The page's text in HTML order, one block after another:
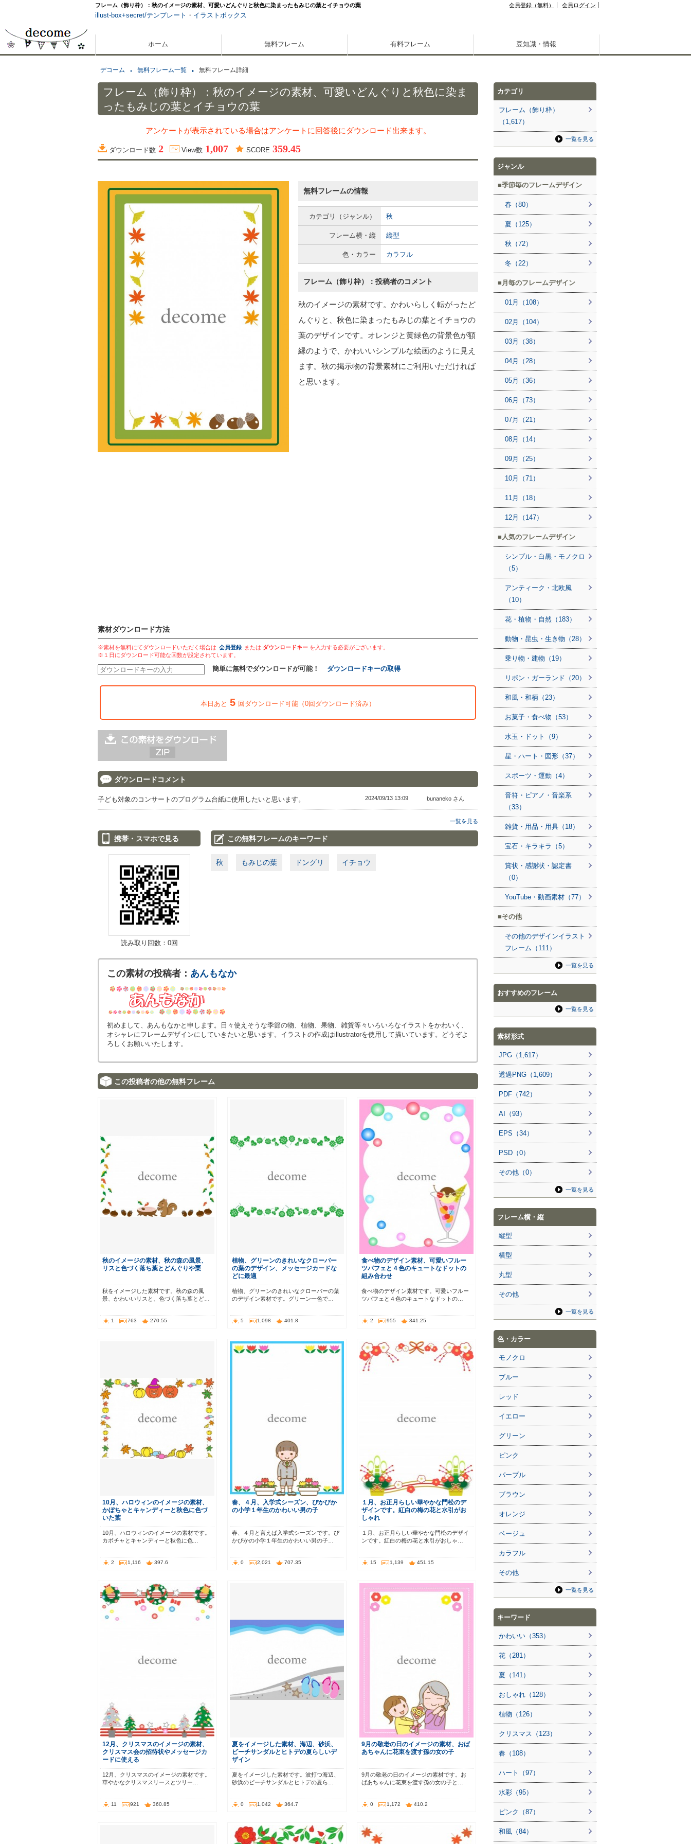
フレーム（飾り枠）：秋のイメージの素材、可愛いどんぐりと秋色に染まったもみじの葉とイチョウの葉 会員登録（無料） 会員ログイン
illust-box+secret/テンプレート ・ イラストボックス
ホーム 無料フレーム 有料フレーム 豆知識・情報
デコーム 無料フレーム一覧 無料フレーム詳細
フレーム（飾り枠）：秋のイメージの素材、可愛いどんぐりと秋色に染ま
ったもみじの葉とイチョウの葉
アンケートが表示されている場合はアンケートに回答後にダウンロード出来ます。
ダウンロード数 2 View数 1,007 SCORE 359.45
無料フレームの情報
カテゴリ（ジャンル） 秋
フレーム横・縦 縦型
色・カラー カラフル
フレーム（飾り枠）：投稿者のコメント
秋のイメージの素材です。かわいらしく転がったど
んぐりと、秋色に染まったもみじの葉とイチョウの
葉のデザインです。オレンジと黄緑色の背景色が額
縁のようで、かわいいシンプルな絵画のように見え
ます。秋の掲示物の背景素材にご利用いただければ
と思います。
素材ダウンロード方法
※素材を無料にてダウンロードいただく場合は 会員登録 または ダウンロードキー を入力する必要がございます。
※１日にダウンロード可能な回数が設定されています。
簡単に無料でダウンロードが可能！ ダウンロードキーの取得
本日あと 5 回ダウンロード可能（0回ダウンロード済み）
ダウンロードコメント
子ども対象のコンサートのプログラム台紙に使用したいと思います。 2024/09/13 13:09 bunaneko さん
一覧を見る
携帯・スマホで見る
読み取り回数：0回
この無料フレームのキーワード
秋 もみじの葉 ドングリ イチョウ
この素材の投稿者： あんもなか
初めまして、あんもなかと申します。日々使えそうな季節の物、植物、果物、雑貨等々いろいろなイラストをかわいく、
オシャレにフレームデザインにしていきたいと思います。イラストの作成はillustratorを使用して描いています。どうぞよ
ろしくお願いいたします。
この投稿者の他の無料フレーム
秋のイメージの素材、秋の森の風景、
リスと色づく落ち葉とどんぐりや栗
秋をイメージした素材です。秋の森の風
景、かわいいリスと、色づく落ち葉とど…
1 763 270.55
植物、グリーンのきれいなクローバー
の葉のデザイン、メッセージカードな
どに最適
植物、グリーンのきれいなクローバーの葉
のデザイン素材です。グリーン一色で…
5 1,098 401.8
食べ物のデザイン素材、可愛いフルー
ツパフェと４色のキュートなドットの
組み合わせ
食べ物のデザイン素材です。可愛いフルー
ツパフェと４色のキュートなドットの…
2 955 341.25
10月、ハロウィンのイメージの素材、
かぼちゃとキャンディーと秋色に色づ
いた葉
10月、ハロウィンのイメージの素材です。
カボチャとキャンディーと秋色に色…
2 1,116 397.6
春、４月、入学式シーズン、ぴかぴか
の小学１年生のかわいい男の子
春、４月と言えば入学式シーズンです。ぴ
かぴかの小学１年生のかわいい男の子…
0 2,021 707.35
１月、お正月らしい華やかな門松のデ
ザインです。紅白の梅の花と水引がお
しゃれ
１月、お正月らしい華やかな門松のデザイ
ンです。紅白の梅の花と水引がおしゃ…
15 1,139 451.15
12月、クリスマスのイメージの素材、
クリスマス会の招待状やメッセージカ
ードに使える
12月、クリスマスのイメージの素材です。
華やかなクリスマスリースとツリー…
11 921 360.85
夏をイメージした素材、海辺、砂浜、
ビーチサンダルとヒトデの夏らしいデ
ザイン
夏をイメージした素材です。波打つ海辺、
砂浜のビーチサンダルとヒトデの夏ら…
0 1,042 364.7
9月の敬老の日のイメージの素材、おば
あちゃんに花束を渡す孫の女の子
9月の敬老の日のイメージの素材です。お
ばあちゃんに花束を渡す孫の女の子と…
0 1,172 410.2
カテゴリ
フレーム（飾り枠）
（1,617）
一覧を見る
ジャンル
季節毎のフレームデザイン
春（80）
夏（125）
秋（72）
冬（22）
月毎のフレームデザイン
01月（108）
02月（104）
03月（38）
04月（28）
05月（36）
06月（73）
07月（21）
08月（14）
09月（25）
10月（71）
11月（18）
12月（147）
人気のフレームデザイン
シンプル・白黒・モノクロ
（5）
アンティーク・北欧風
（10）
花・植物・自然（183）
動物・昆虫・生き物（28）
乗り物・建物（19）
リボン・ガーランド（20）
和風・和柄（23）
お菓子・食べ物（53）
水玉・ドット（9）
星・ハート・図形（37）
スポーツ・運動（4）
音符・ピアノ・音楽系
（33）
雑貨・用品・用具（18）
宝石・キラキラ（5）
賞状・感謝状・認定書
（0）
YouTube・動画素材（77）
その他
その他のデザインイラスト
フレーム（111）
一覧を見る
おすすめのフレーム
一覧を見る
素材形式
JPG（1,617）
透過PNG（1,609）
PDF（742）
AI（93）
EPS（34）
PSD（0）
その他（0）
一覧を見る
フレーム横・縦
縦型
横型
丸型
その他
一覧を見る
色・カラー
モノクロ
ブルー
レッド
イエロー
グリーン
ピンク
パープル
ブラウン
オレンジ
ベージュ
カラフル
その他
一覧を見る
キーワード
かわいい（353）
花（281）
夏（141）
おしゃれ（128）
植物（126）
クリスマス（123）
春（108）
ハート（97）
水彩（95）
ピンク（87）
和風（84）